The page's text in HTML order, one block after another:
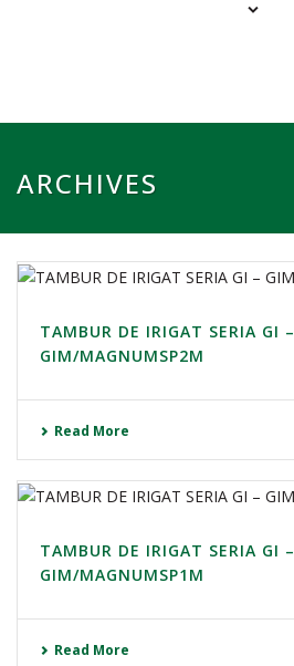
ARCHIVES
TAMBUR DE IRIGAT SERIA GI –
GIM/MAGNUMSP2M
Read More
TAMBUR DE IRIGAT SERIA GI –
GIM/MAGNUMSP1M
Read More